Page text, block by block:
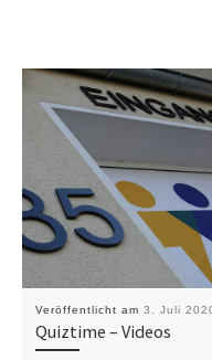
Veröffentlicht am 3. Juli
Quiztime – Videos